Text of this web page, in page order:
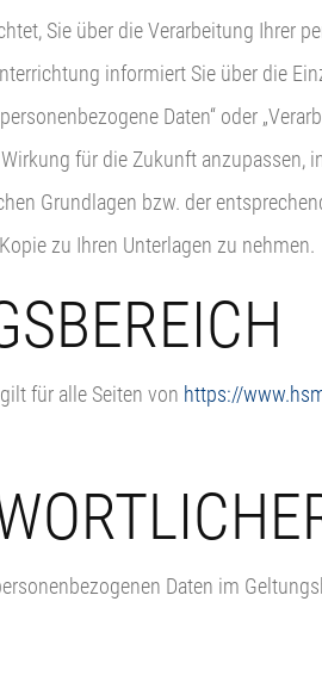
Sie über die Verarbeitung Ihrer
informiert Sie über die
Daten“ oder
für die Zukunft anzupassen,
Grundlagen bzw. der
zu Ihren Unterlagen zu nehmen.
für alle Seiten von https://
Daten im